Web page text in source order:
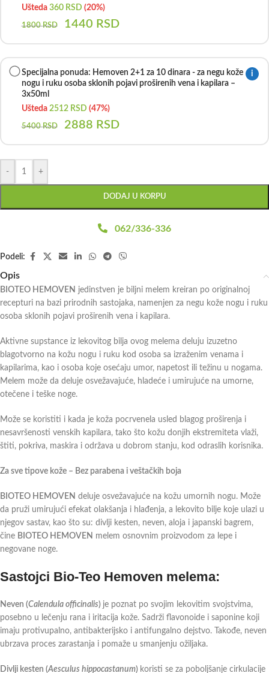
Ušteda 360 RSD (20%)
1800RSD 1440 RSD
Specijalna ponuda: Hemoven 2+1 za 10 dinara - za negu kože
nogu i ruku osoba sklonih pojavi proširenih vena i kapilara –
3x50ml
i
Ušteda 2512 RSD (47%)
5400RSD 2888 RSD
- +
DODAJ U KORPU
062/336-336
Podeli:
Opis
BIOTEO HEMOVEN jedinstven je biljni melem kreiran po originalnoj
recepturi na bazi prirodnih sastojaka, namenjen za negu kože nogu i ruku
osoba sklonih pojavi proširenih vena i kapilara.
Aktivne supstance iz lekovitog bilja ovog melema deluju izuzetno
blagotvorno na kožu nogu i ruku kod osoba sa izraženim venama i
kapilarima, kao i osoba koje osećaju umor, napetost ili težinu u nogama.
Melem može da deluje osvežavajuće, hladeće i umirujuće na umorne,
otečene i teške noge.
Može se koristiti i kada je koža pocrvenela usled blagog proširenja i
nesavršenosti venskih kapilara, tako što kožu donjih ekstremiteta vlaži,
štiti, pokriva, maskira i održava u dobrom stanju, kod odraslih korisnika.
Za sve tipove kože – Bez parabena i veštačkih boja
BIOTEO HEMOVEN deluje osvežavajuće na kožu umornih nogu. Može
da pruži umirujući efekat olakšanja i hlađenja, a lekovito bilje koje ulazi u
njegov sastav, kao što su: divlji kesten, neven, aloja i japanski bagrem,
čine BIOTEO HEMOVEN melem osnovnim proizvodom za lepe i
negovane noge.
Sastojci Bio-Teo Hemoven melema:
Neven (Calendula officinalis) je poznat po svojim lekovitim svojstvima,
posebno u lečenju rana i iritacija kože. Sadrži flavonoide i saponine koji
imaju protivupalno, antibakterijsko i antifungalno dejstvo. Takođe, neven
ubrzava proces zarastanja i pomaže u smanjenju ožiljaka.
Divlji kesten (Aesculus hippocastanum) koristi se za poboljšanje cirkulacije